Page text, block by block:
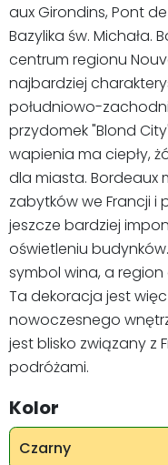
aux Girondins, Pont
Bazylika św. Michała.
centrum regionu
najbardziej
południowo-
przydomek "Blond
wapienia ma ciepły,
dla miasta. Bordeaux
zabytków we Francji i
jeszcze bardziej
oświetleniu
symbol wina, a
Ta dekoracja jest
nowoczesnego
jest blisko związany z
podróżami.
Kolor
Czarny